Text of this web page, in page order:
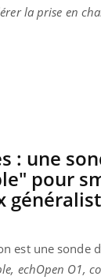
la prise en
: une
pour
est une sonde
echOpen O1,